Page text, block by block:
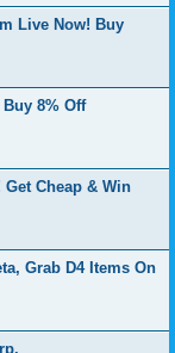
Live Now! Buy
8% Off
Cheap & Win
Grab D4 Items On